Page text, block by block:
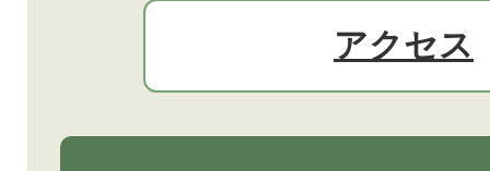
アクセス